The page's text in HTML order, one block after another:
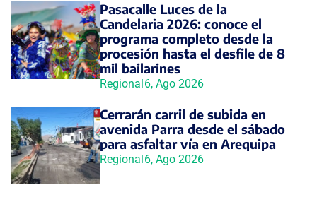
Pasacalle Luces de la
Candelaria 2026: conoce el
programa completo desde la
procesión hasta el desfile de 8
mil bailarines
Regional 6, Ago 2026
Cerrarán carril de subida en
avenida Parra desde el sábado
para asfaltar vía en Arequipa
Regional 6, Ago 2026